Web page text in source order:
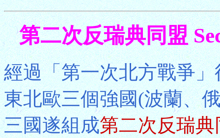
第二次反瑞典同盟
經過「第一次北方戰爭
東北歐三個強國(波蘭、
三國遂組成第二次反瑞典